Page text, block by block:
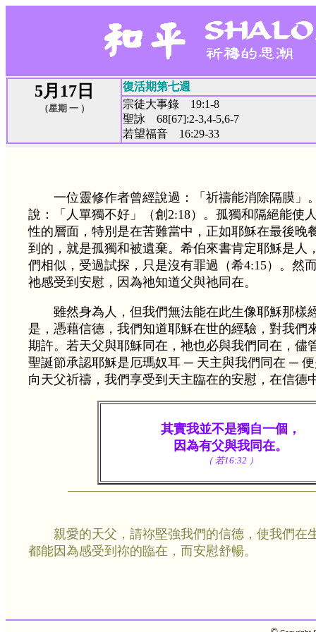
5月17日
（星期 一 ）
復活期第七週
宗徒大事錄 19:1-8
聖詠 68[67]:2-3,4-5,6-7
若望福音 16:29-33
一位靈修作者曾經說過：「祈禱能消除隔膜」
說：「人單獨不好」（創2:18）。孤獨和隔絕能使
性的層面，特別是在苦難當中，正如耶穌在最後晚
到的，就是孤獨和被遺棄。希伯來書肯定耶穌是人
們相似，受過試探，只是沒有罪過（希4:15）。然
祂感受到安慰，因為祂知道父與祂同在。
雖然身為人，但我們無法能在此生像耶穌那樣
是，憑藉信德，我們知道耶穌在世的經驗，對我們
期許。若天父與耶穌同在，祂也必與我們同在，儘
聖誕節承認耶穌是厄瑪奴耳 ─ 天主與我們同在 ─
向天父祈禱，我們享受到天主臨在的安慰，在信德
其實我並不是獨自一個，
因為有父與我同在。
（ 若16:32 ）
親愛的天父，請祢堅強我們的信德，使我們在
都能因為感受到祢的臨在，而安慰舒暢。